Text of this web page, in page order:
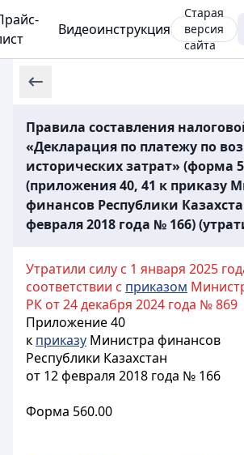
Видеоинструкция
Старая
версия
сайта
Правила составления
«Декларация по платежу по
исторических затрат» (форма
(приложения 40, 41 к приказу
финансов Республики
февраля 2018 года № 166)
Утратили силу с 1 января 2025
соответствии с приказом
РК от 24 декабря 2024 года № 869
Приложение 40
к приказу Министра финансов
Республики Казахстан
от 12 февраля 2018 года № 166
Форма 560.00